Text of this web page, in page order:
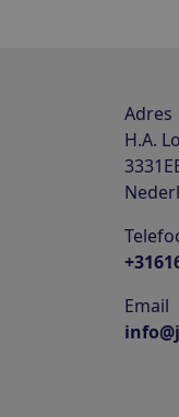
Adres
H.A.
Email